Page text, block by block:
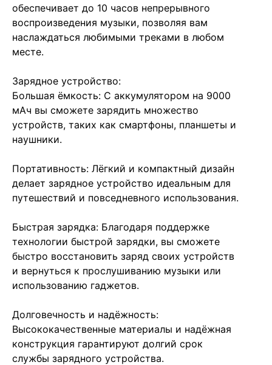
обеспечивает до 10 часов непрерывного
воспроизведения музыки, позволяя вам
наслаждаться любимыми треками в любом
месте.
Зарядное устройство:
Большая ёмкость: С аккумулятором на 9000
мАч вы сможете зарядить множество
устройств, таких как смартфоны, планшеты и
наушники.
Портативность: Лёгкий и компактный дизайн
делает зарядное устройство идеальным для
путешествий и повседневного использования.
Быстрая зарядка: Благодаря поддержке
технологии быстрой зарядки, вы сможете
быстро восстановить заряд своих устройств
и вернуться к прослушиванию музыки или
использованию гаджетов.
Долговечность и надёжность:
Высококачественные материалы и надёжная
конструкция гарантируют долгий срок
службы зарядного устройства.